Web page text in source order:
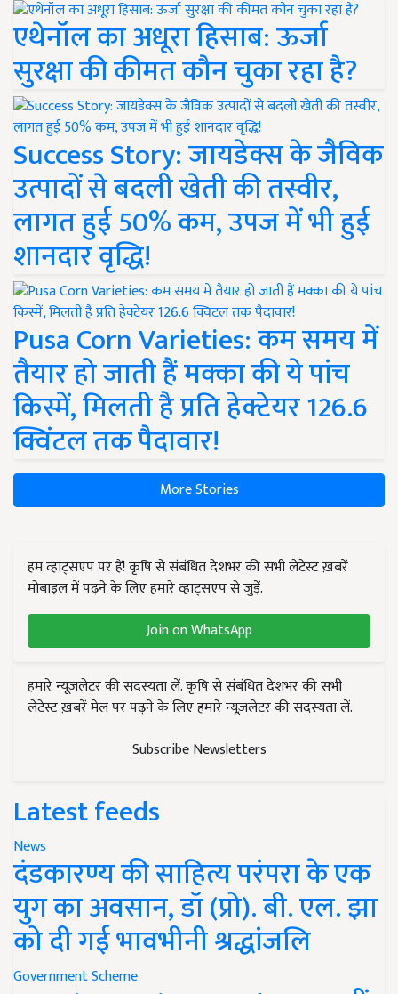
एथेनॉल का अधूरा हिसाब: ऊर्जा
सुरक्षा की कीमत कौन चुका रहा है?
Success Story: जायडेक्स के जैविक
उत्पादों से बदली खेती की तस्वीर,
लागत हुई 50% कम, उपज में भी हुई
शानदार वृद्धि!
Pusa Corn Varieties: कम समय में
तैयार हो जाती हैं मक्का की ये पांच
किस्में, मिलती है प्रति हेक्टेयर 126.6
क्विंटल तक पैदावार!
More Stories
हम व्हाट्सएप पर हैं! कृषि से संबंधित देशभर की सभी लेटेस्ट ख़बरें
मोबाइल में पढ़ने के लिए हमारे व्हाट्सएप से जुड़ें.
Join on WhatsApp
हमारे न्यूज़लेटर की सदस्यता लें. कृषि से संबंधित देशभर की सभी
लेटेस्ट ख़बरें मेल पर पढ़ने के लिए हमारे न्यूज़लेटर की सदस्यता लें.
Subscribe Newsletters
Latest feeds
News
दंडकारण्य की साहित्य परंपरा के एक
युग का अवसान, डॉ (प्रो). बी. एल. झा
को दी गई भावभीनी श्रद्धांजलि
Government Scheme